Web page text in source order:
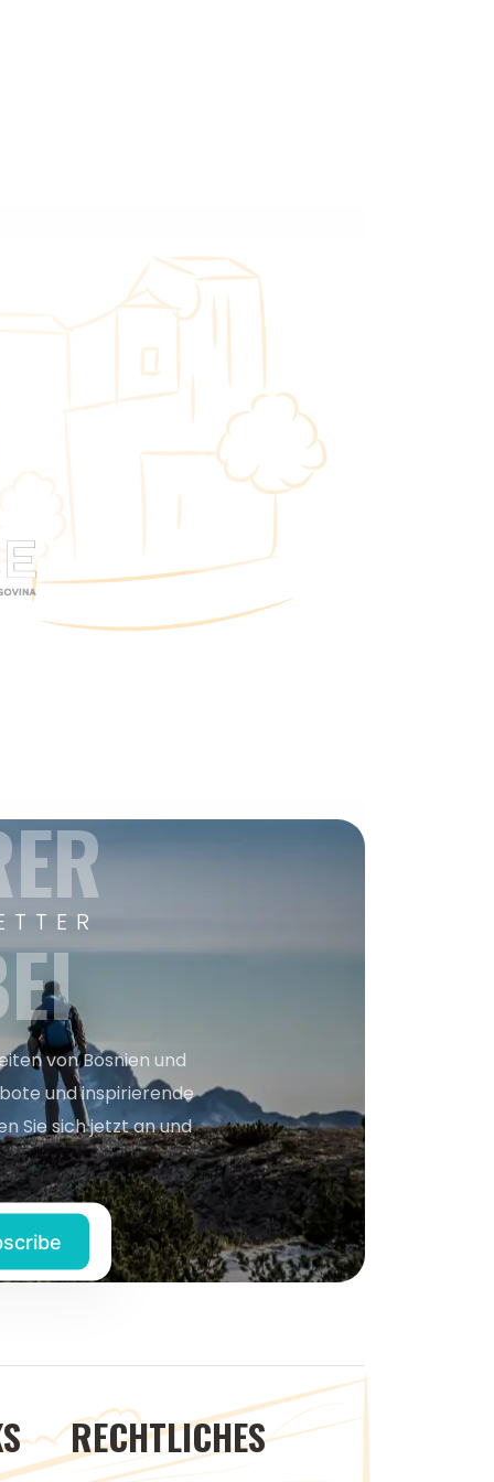
von Bosnien und
und inspirierende
Sie sich jetzt an und
RECHTLICHES